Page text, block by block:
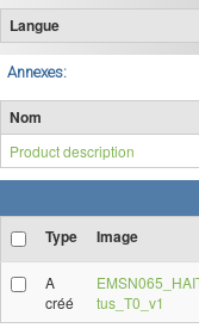
Langue
Annexes:
Nom
Product description
Type Image
A
créé
tus_T0_v1